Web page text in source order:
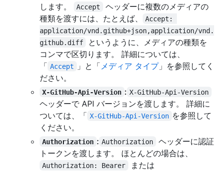
します。
Accept
ヘッダーに複数のメディアの
種類を渡すには、たとえば、
Accept:
application/vnd.github+json,application/vnd.
github.diff
というように、メディアの種類を
コンマで区切ります。 詳細については、
「 Accept 」と「 メディア タイプ」を参照してく
ださい。
X-GitHub-Api-Version : X-GitHub-Api-Version
ヘッダーで API バージョンを渡します。 詳細に
ついては、「 X-GitHub-Api-Version を参照して
ください。
Authorization : Authorization
ヘッダーに認証
トークンを渡します。 ほとんどの場合は、
Authorization: Bearer または